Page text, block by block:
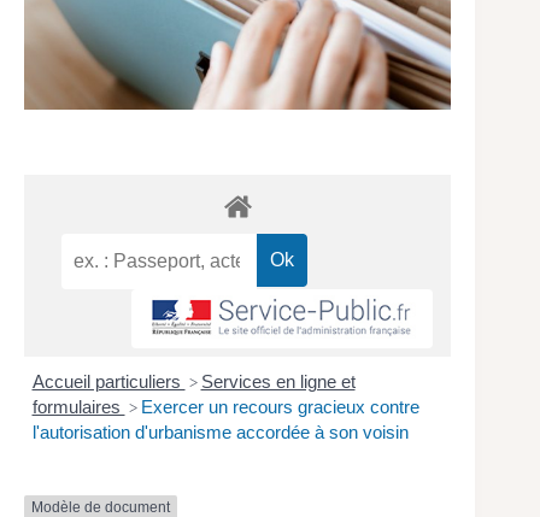
Accueil particuliers > Services en ligne et
formulaires > Exercer un recours gracieux contre
l'autorisation d'urbanisme accordée à son voisin
Modèle de document